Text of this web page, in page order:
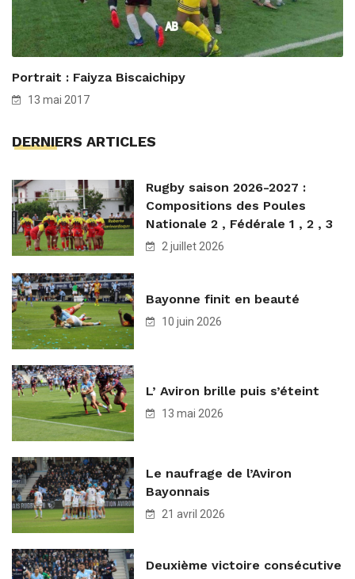
Portrait : Faiyza Biscaichipy
13 mai 2017
DERNIERS ARTICLES
Rugby saison 2026-2027 :
Compositions des Poules
Nationale 2 , Fédérale 1 , 2 , 3
2 juillet 2026
Bayonne finit en beauté
10 juin 2026
L’ Aviron brille puis s’éteint
13 mai 2026
Le naufrage de l’Aviron
Bayonnais
21 avril 2026
Deuxième victoire consécutive